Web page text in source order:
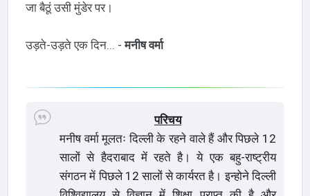
जा बैठूं उसी मुंडेर पर।
उड़ते-उड़ते एक दिन... -मनीष वर्मा
परिचय
मनीष वर्मा मूलतः दिल्ली के रहने वाले हैं और पिछले 12
सालों से हैदराबाद में रहते है। ये एक बहु-राष्ट्रीय
संगठन में पिछले 12 सालों से कार्यरत है। इन्होने दिल्ली